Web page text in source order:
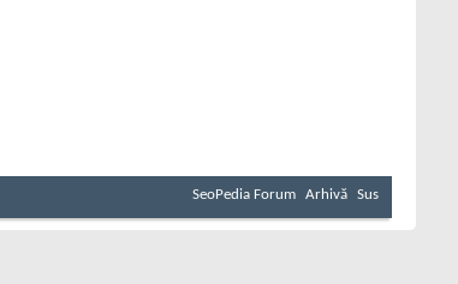
SeoPedia Forum Arhivă Sus